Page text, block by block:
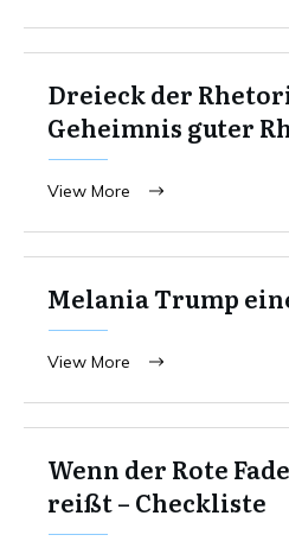
Dreieck der
Geheimnis guter
View More
Melania Trump
View More
Wenn der Rote
reißt – Checkliste